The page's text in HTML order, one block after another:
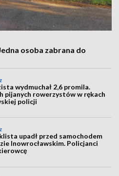
osoba zabrana do
wydmuchał 2,6 promila.
pijanych rowerzystów w rękach
policji
upadł przed samochodem
Inowrocławskim. Policjanci